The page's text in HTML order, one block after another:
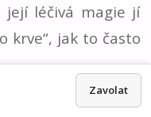
její léčivá magie jí
krve“, jak to často
stáhla ruce z
Zavolat